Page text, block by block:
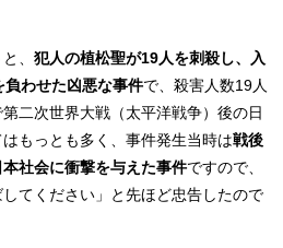
、 犯人の植松聖が19人を刺殺し、入
負わせた凶悪な事件で、殺害人数19人
二次世界大戦（太平洋戦争）後の日
もっとも多く、事件発生当時は戦後
社会に衝撃を与えた事件ですので、
してください」と先ほど忠告したので